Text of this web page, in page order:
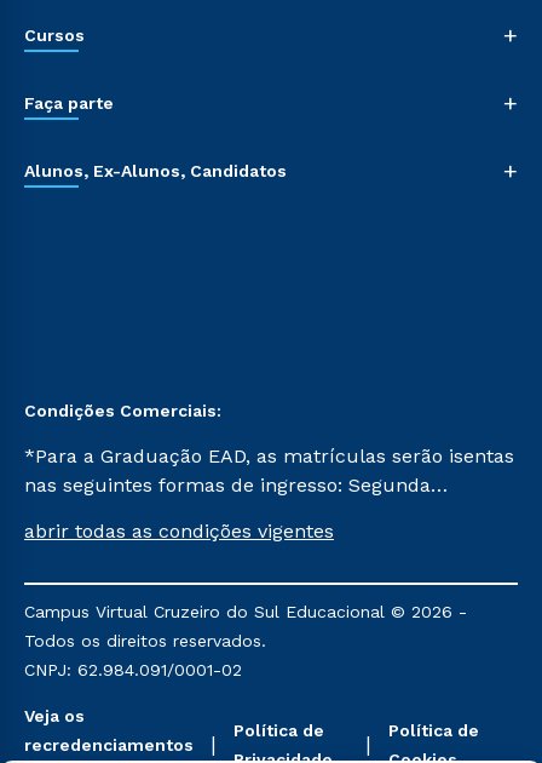
Cursos +
Faça parte +
Alunos, Ex-Alunos, Candidatos +
Condições Comerciais:
*Para a Graduação EAD, as matrículas serão isentas
nas seguintes formas de ingresso: Segunda
Já para as demais, a taxa de matrícula será de R$
mencionadas são referentes aos cursos: Ensino
Religioso, Geografia para a Docência e Metodologia
do Ensino de História: Questões Atuais.
abrir todas as condições vigentes
Campus Virtual Cruzeiro do Sul Educacional © 2026 -
Todos os direitos reservados.
CNPJ: 62.984.091/0001-02
Veja os
recredenciamentos
Política de
Política de